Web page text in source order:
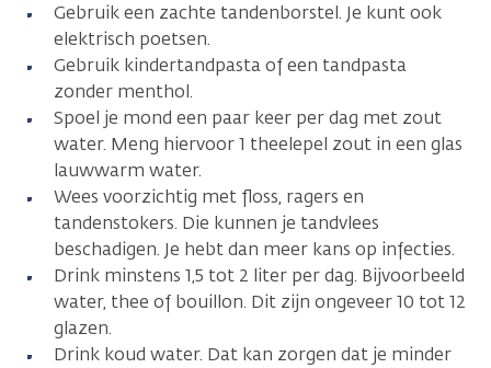
Gebruik een zachte tandenborstel. Je kunt ook
elektrisch poetsen.
Gebruik kindertandpasta of een tandpasta
zonder menthol.
Spoel je mond een paar keer per dag met zout
water. Meng hiervoor 1 theelepel zout in een glas
lauwwarm water.
Wees voorzichtig met floss, ragers en
tandenstokers. Die kunnen je tandvlees
beschadigen. Je hebt dan meer kans op infecties.
Drink minstens 1,5 tot 2 liter per dag. Bijvoorbeeld
water, thee of bouillon. Dit zijn ongeveer 10 tot 12
glazen.
Drink koud water. Dat kan zorgen dat je minder